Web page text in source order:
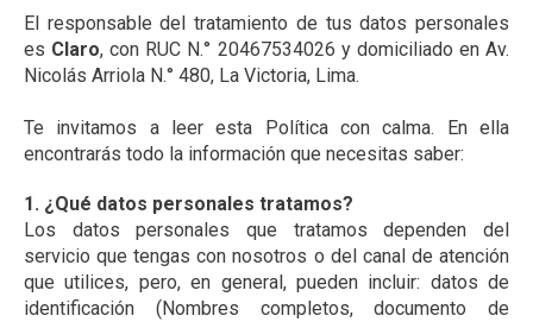
El responsable del tratamiento de tus datos personales
es Claro, con RUC N.° 20467534026 y domiciliado en Av.
Nicolás Arriola N.° 480, La Victoria, Lima.
Te invitamos a leer esta Política con calma. En ella
encontrarás todo la información que necesitas saber:
1. ¿Qué datos personales tratamos?
Los datos personales que tratamos dependen del
servicio que tengas con nosotros o del canal de atención
que utilices, pero, en general, pueden incluir: datos de
identificación (Nombres completos, documento de